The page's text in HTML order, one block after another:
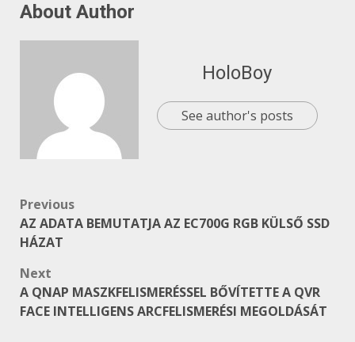
About Author
HoloBoy
See author's posts
Post
navigation
Previous
AZ ADATA BEMUTATJA AZ EC700G RGB KÜLSŐ SSD
HÁZAT
Next
A QNAP MASZKFELISMERÉSSEL BŐVÍTETTE A QVR
FACE INTELLIGENS ARCFELISMERÉSI MEGOLDÁSÁT